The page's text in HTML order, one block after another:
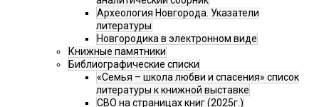
Археология Новгорода. Указатели
литературы
Новгородика в электронном виде
Книжные памятники
Библиографические списки
«Семья – школа любви и спасения» список
литературы к книжной выставке
СВО на страницах книг (2025г.)